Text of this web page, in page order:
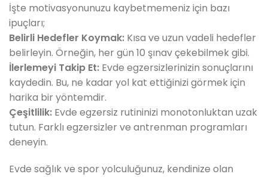
İşte motivasyonunuzu kaybetmemeniz için bazı
ipuçları;
Belirli Hedefler Koymak: Kısa ve uzun vadeli hedefler
belirleyin. Örneğin, her gün 10 şınav çekebilmek gibi.
İlerlemeyi Takip Et: Evde egzersizlerinizin sonuçlarını
kaydedin. Bu, ne kadar yol kat ettiğinizi görmek için
harika bir yöntemdir.
Çeşitlilik: Evde egzersiz rutininizi monotonluktan uzak
tutun. Farklı egzersizler ve antrenman programları
deneyin.
Evde sağlık ve spor yolculuğunuz, kendinize olan